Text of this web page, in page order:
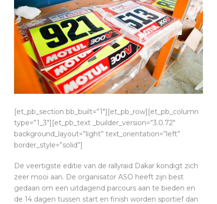
[et_pb_section bb_built=”1″][et_pb_row][et_pb_column
type=”1_3″][et_pb_text _builder_version=”3.0.72″
background_layout=”light” text_orientation=”left”
border_style=”solid”]
De veertigste editie van de rallyraid Dakar kondigt zich
zeer mooi aan. De organisator ASO heeft zijn best
gedaan om een uitdagend parcours aan te bieden en
de 14 dagen tussen start en finish worden sportief dan